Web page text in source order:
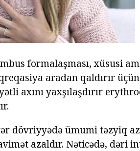
formalaşması, xüsusi
aradan qaldırır
axını yaxşılaşdırır
dövriyyədə ümumi təzyiq
azaldır. Nəticədə, dəri